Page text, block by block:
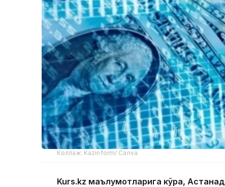
Коллаж: Kazinform/ Canva
Kurs.kz маълумотларига кўра,